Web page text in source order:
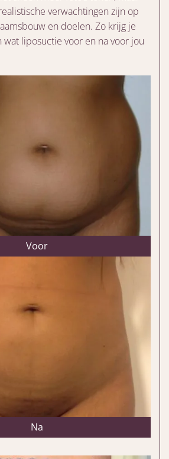
verwachtingen zijn op
en doelen. Zo krijg je
wat liposuctie voor en na voor jou
Voor
Na